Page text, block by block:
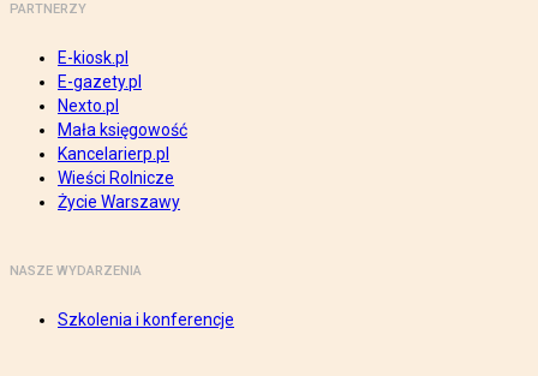
PARTNERZY
E-kiosk.pl
E-gazety.pl
Nexto.pl
Mała księgowość
Kancelarierp.pl
Wieści Rolnicze
Życie Warszawy
NASZE WYDARZENIA
Szkolenia i konferencje